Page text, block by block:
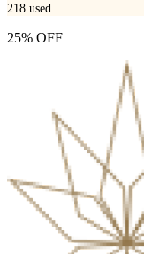
218 used
25% OFF